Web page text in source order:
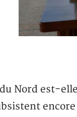
Nord est-